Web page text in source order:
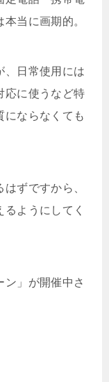
当に画期的。
、日常使用には
応に使うなど特
にならなくても
ずですから、
ようにしてく
ン」が開催中さ